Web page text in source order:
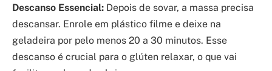
Descanso Essencial: Depois de sovar, a massa precisa
descansar. Enrole em plástico filme e deixe na
geladeira por pelo menos 20 a 30 minutos. Esse
descanso é crucial para o glúten relaxar, o que vai